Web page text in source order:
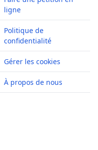
ligne
Politique de
confidentialité
Gérer les cookies
À propos de nous